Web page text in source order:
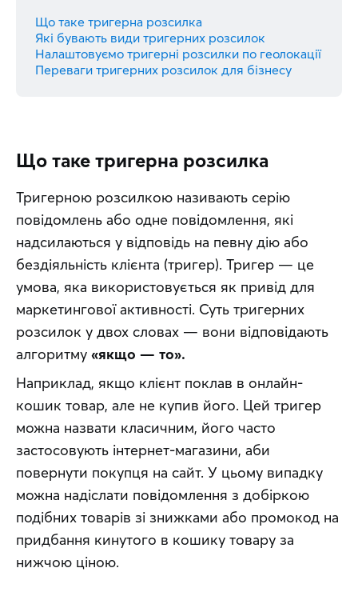
Що таке тригерна ​​розсилка
Які бувають види тригерних розсилок
Налаштовуємо тригерні розсилки по геолокації
Переваги тригерних розсилок для бізнесу
Що таке тригерна ​​розсилка
Тригерною розсилкою називають серію
повідомлень або одне повідомлення, які
надсилаються у відповідь на певну дію або
бездіяльність клієнта (тригер). Тригер — це
умова, яка використовується як привід для
маркетингової активності. Суть тригерних
розсилок у двох словах — вони відповідають
алгоритму «якщо — то».
Наприклад, якщо клієнт поклав в онлайн-
кошик товар, але не купив його. Цей тригер
можна назвати класичним, його часто
застосовують інтернет-магазини, аби
повернути покупця на сайт. У цьому випадку
можна надіслати повідомлення з добіркою
подібних товарів зі знижками або промокод на
придбання кинутого в кошику товару за
нижчою ціною.